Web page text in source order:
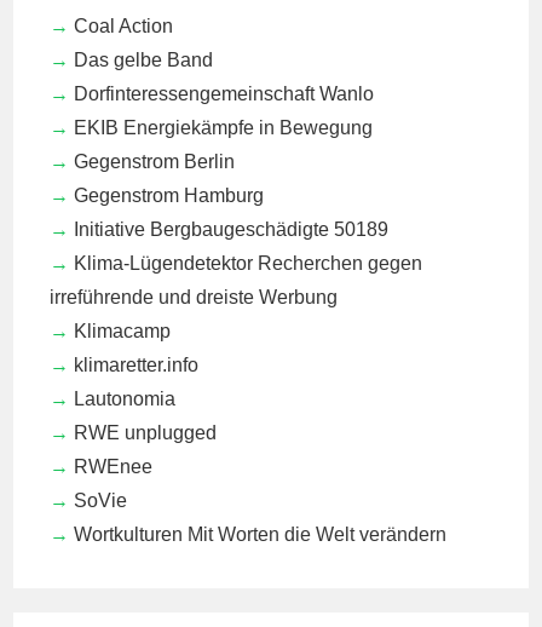
Coal Action
Das gelbe Band
Dorfinteressengemeinschaft Wanlo
EKIB Energiekämpfe in Bewegung
Gegenstrom Berlin
Gegenstrom Hamburg
Initiative Bergbaugeschädigte 50189
Klima-Lügendetektor Recherchen gegen
irreführende und dreiste Werbung
Klimacamp
klimaretter.info
Lautonomia
RWE unplugged
RWEnee
SoVie
Wortkulturen Mit Worten die Welt verändern